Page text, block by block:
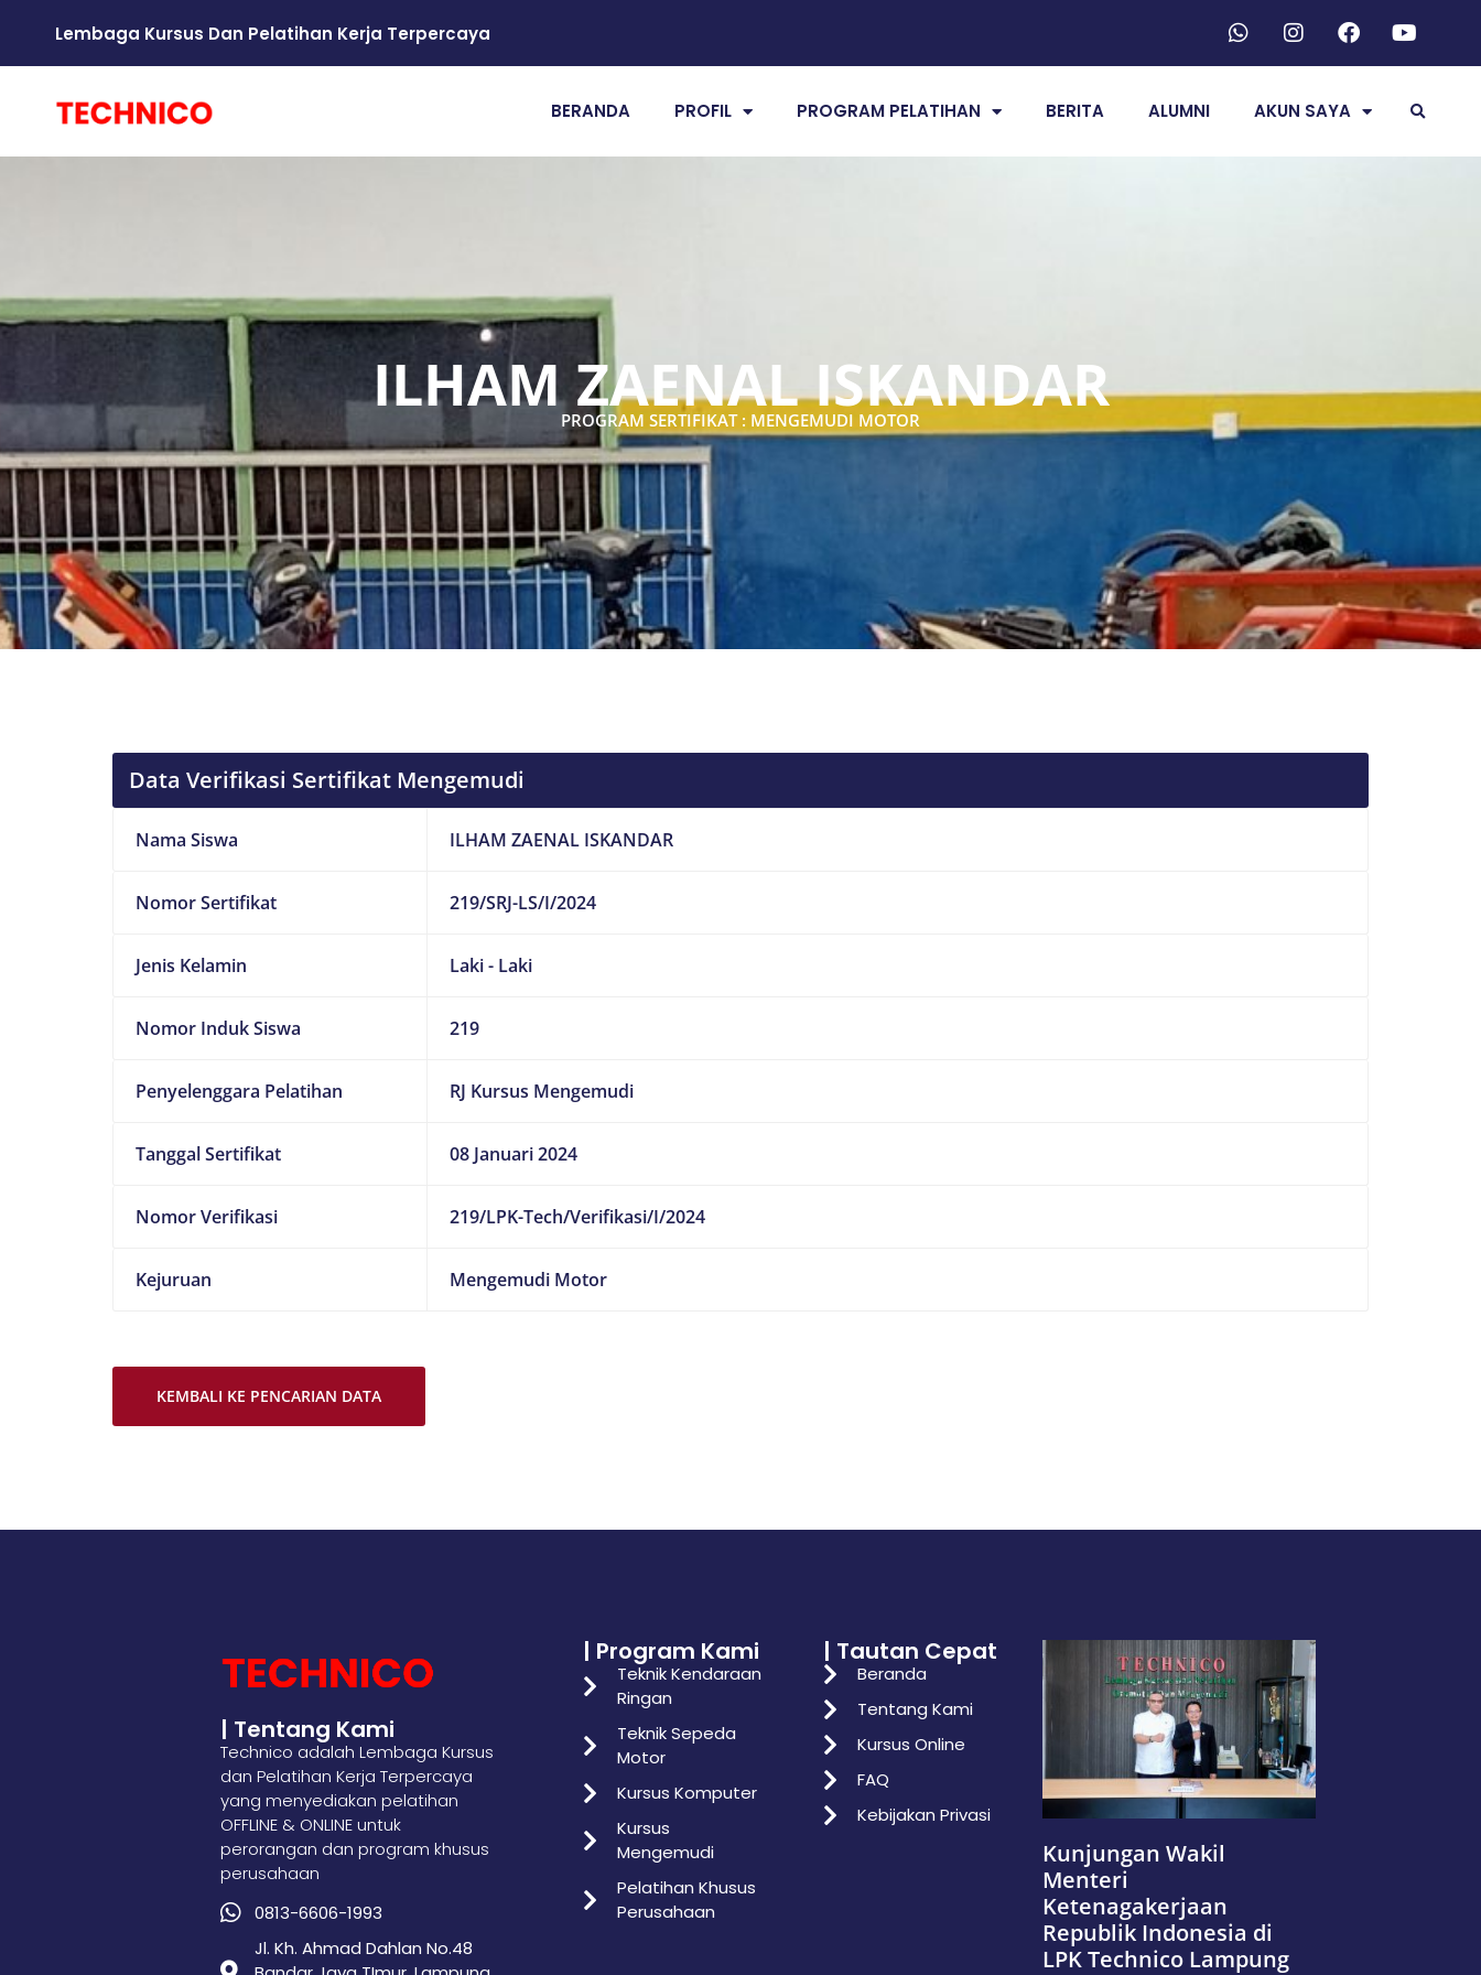
Lembaga Kursus Dan Pelatihan Kerja Terpercaya
BERANDA PROFIL PROGRAM PELATIHAN BERITA ALUMNI AKUN SAYA
ILHAM ZAENAL ISKANDAR
PROGRAM SERTIFIKAT : MENGEMUDI MOTOR
Data Verifikasi Sertifikat Mengemudi
Nama Siswa ILHAM ZAENAL ISKANDAR
Nomor Sertifikat 219/SRJ-LS/I/2024
Jenis Kelamin Laki - Laki
Nomor Induk Siswa 219
Penyelenggara Pelatihan RJ Kursus Mengemudi
Tanggal Sertifikat 08 Januari 2024
Nomor Verifikasi 219/LPK-Tech/Verifikasi/I/2024
Kejuruan Mengemudi Motor
KEMBALI KE PENCARIAN DATA
| Tentang Kami
Technico adalah Lembaga Kursus
dan Pelatihan Kerja Terpercaya
yang menyediakan pelatihan
OFFLINE & ONLINE untuk
perorangan dan program khusus
perusahaan
0813-6606-1993
Jl. Kh. Ahmad Dahlan No.48
| Program Kami
Teknik Kendaraan
Ringan
Teknik Sepeda
Motor
Kursus Komputer
Kursus
Mengemudi
Pelatihan Khusus
Perusahaan
| Tautan Cepat
Beranda
Tentang Kami
Kursus Online
FAQ
Kebijakan Privasi
Kunjungan Wakil
Menteri
Ketenagakerjaan
Republik Indonesia di
LPK Technico Lampung